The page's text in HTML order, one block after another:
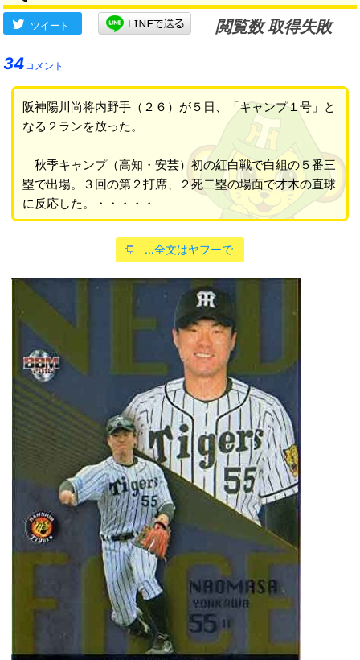
ツイート
閲覧数 取得失敗
34コメント
阪神陽川尚将内野手（２６）が５日、「キャンプ１号」と
なる２ランを放った。
秋季キャンプ（高知・安芸）初の紅白戦で白組の５番三
塁で出場。３回の第２打席、２死二塁の場面で才木の直球
に反応した。・・・・・
…全文はヤフーで